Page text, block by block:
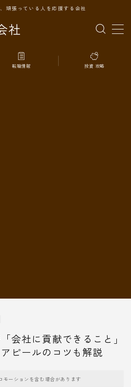
社
頑張っている人を応援する会社
転職情報 投資 攻略
会社に貢献できること」
ピールのコツも解説
モーションを含む場合があります